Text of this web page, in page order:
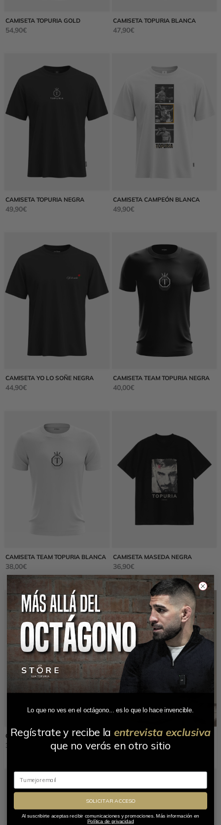
CAMISETA TOPURIA GOLD
54,90€
CAMISETA TOPURIA BLANCA
47,90€
CAMISETA TOPURIA NEGRA
49,90€
CAMISETA CAMPEÓN BLANCA
49,90€
CAMISETA YO LO SOÑE NEGRA
44,90€
CAMISETA TEAM TOPURIA NEGRA
40,00€
CAMISETA TEAM TOPURIA BLANCA
38,00€
CAMISETA MASEDA NEGRA
36,90€
CAMISETA MASEDA BLANCA
33,90
MASEDA COLECCIÓN
350,00€
Lo que no ves en el octágono... es lo que lo hace invencible.
Regístrate y recibe la entrevista exclusiva
que no verás en otro sitio
Email
SOLICITAR ACCESO
Al suscribirte aceptas recibir comunicaciones y promociones. Más información en
Política de privacidad